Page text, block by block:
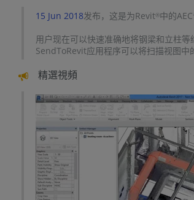
15 Jun 2018发布，这是为Revit®中的
用户现在可以快速准确地将钢梁和立柱
SendToRevit应用程序可以将扫描视图
精選視頻